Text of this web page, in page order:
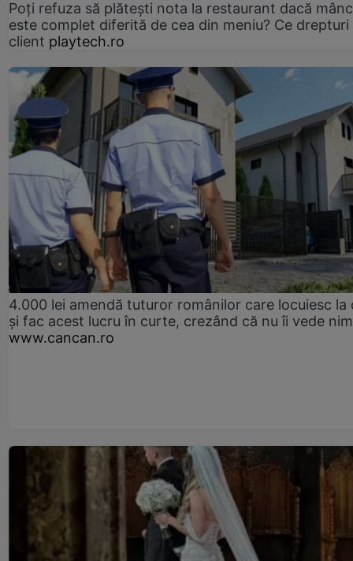
Poți refuza să plătești nota la restaurant dacă
este complet diferită de cea din meniu? Ce drepturi
client playtech.ro
4.000 lei amendă tuturor românilor care locuiesc la
și fac acest lucru în curte, crezând că nu îi vede
www.cancan.ro